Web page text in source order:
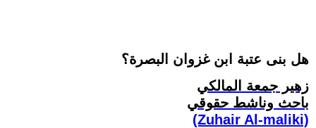
هل بنى عتبة ابن غزوان البصرة؟
زهير جمعة المالكي
باحث وناشط حقوقي
(Zuhair Al-maliki)